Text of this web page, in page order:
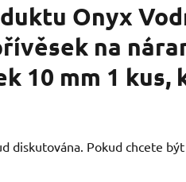
Onyx
na
10 mm 1 kus,
diskutována. Pokud chcete